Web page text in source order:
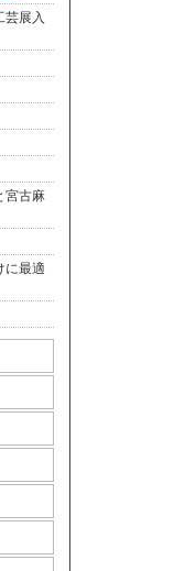
展入
宮古麻
に最適